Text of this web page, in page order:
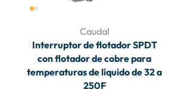
Caudal
Interruptor de flotador SPDT
con flotador de cobre para
temperaturas de líquido de 32 a
250F